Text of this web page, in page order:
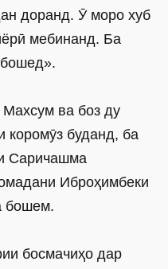
доранд. Ӯ моро хуб
мебинанд. Ба
Махсум ва боз ду
коромӯз буданд, ба
Саричашма
Иброҳимбеки
бошем.
босмачиҳо дар